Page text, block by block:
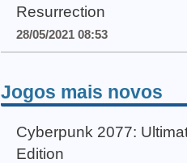
Resurrection
28/05/2021 08:53
Jogos mais novos
Cyberpunk 2077:
Edition